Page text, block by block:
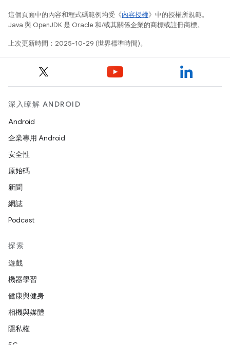
這個頁面中的內容和程式碼範例均受《內容授權》中的授權所規範。
Java 與 OpenJDK 是 Oracle 和/或其關係企業的商標或註冊商標。
上次更新時間：2025-10-29 (世界標準時間)。
深入瞭解 ANDROID
Android
企業專用 Android
安全性
原始碼
新聞
網誌
Podcast
探索
遊戲
機器學習
健康與健身
相機與媒體
隱私權